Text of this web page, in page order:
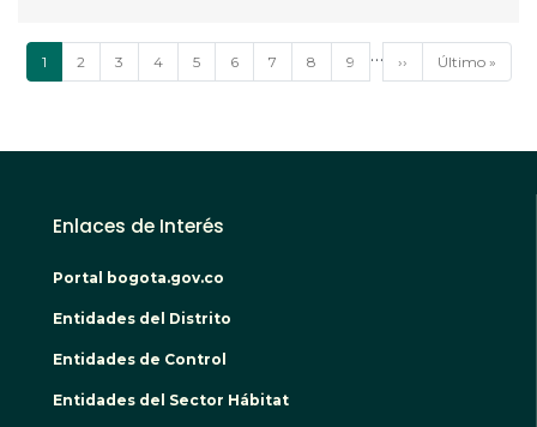
Paginación
Página
actual
1 Página
2 Página
3 Página
4 Página
5 Página
6 Página
7 Página
8 Página
9 …
Siguiente
página
››
Última
página
Último »
Enlaces de Interés
Portal bogota.gov.co
Entidades del Distrito
Entidades de Control
Entidades del Sector Hábitat